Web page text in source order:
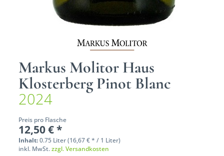
Markus Molitor Haus
Klosterberg Pinot Blanc
2024
Preis pro Flasche
12,50 € *
Inhalt:0.75 Liter (16,67 € * / 1 Liter)
inkl. MwSt.zzgl. Versandkosten